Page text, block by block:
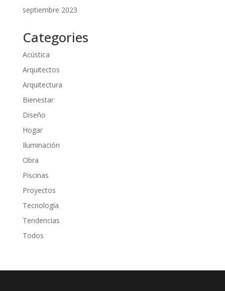
septiembre 2023
Categories
Acústica
Arquitectos
Arquitectura
Bienestar
Diseño
Hogar
Iluminación
Obra
Piscinas
Proyectos
Tecnología
Tendencias
Todos